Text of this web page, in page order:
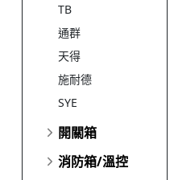
TB
通群
天得
施耐德
SYE
開關箱
消防箱/溫控